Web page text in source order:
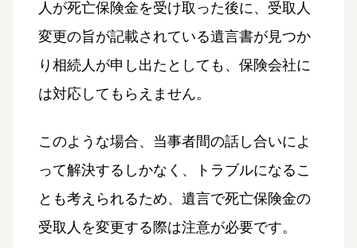
人が死亡保険金を受け取った後に、受取人
変更の旨が記載されている遺言書が見つか
り相続人が申し出たとしても、保険会社に
は対応してもらえません。
このような場合、当事者間の話し合いによ
って解決するしかなく、トラブルになるこ
とも考えられるため、遺言で死亡保険金の
受取人を変更する際は注意が必要です。